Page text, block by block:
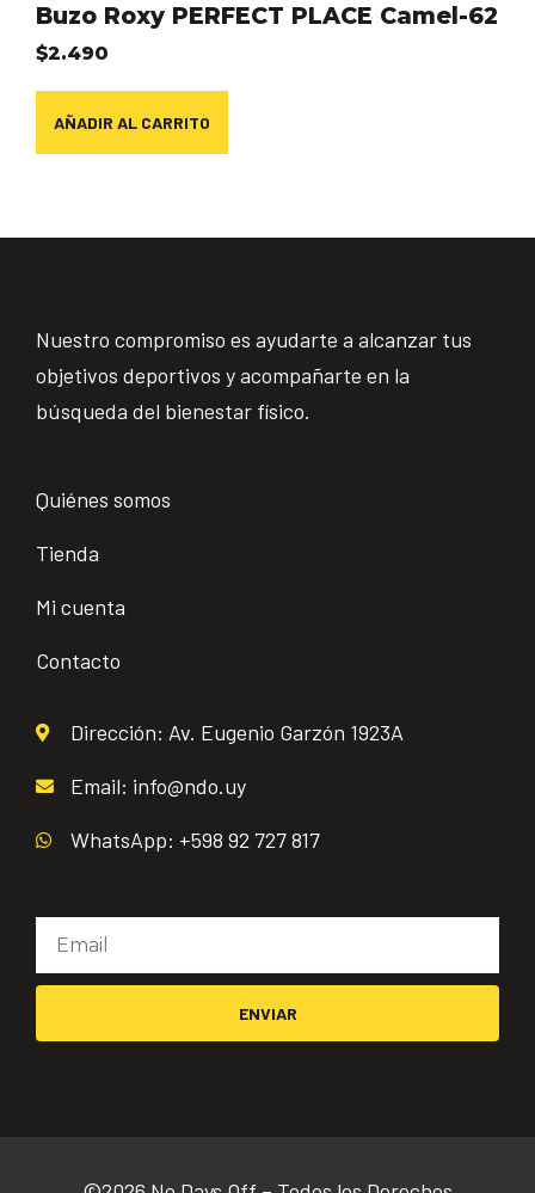
Buzo Roxy PERFECT PLACE Camel-62
$2.490
AÑADIR AL CARRITO
Nuestro compromiso es ayudarte a alcanzar tus
objetivos deportivos y acompañarte en la
búsqueda del bienestar físico.
Quiénes somos
Tienda
Mi cuenta
Contacto
Dirección: Av. Eugenio Garzón 1923A
Email: info@ndo.uy
WhatsApp: +598 92 727 817
ENVIAR